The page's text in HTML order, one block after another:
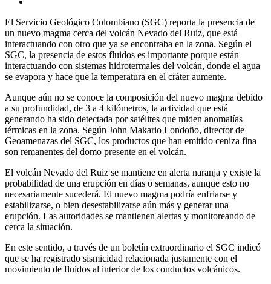
El Servicio Geológico Colombiano (SGC) reporta la presencia de
un nuevo magma cerca del volcán Nevado del Ruiz, que está
interactuando con otro que ya se encontraba en la zona. Según el
SGC, la presencia de estos fluidos es importante porque están
interactuando con sistemas hidrotermales del volcán, donde el agua
se evapora y hace que la temperatura en el cráter aumente.
Aunque aún no se conoce la composición del nuevo magma debido
a su profundidad, de 3 a 4 kilómetros, la actividad que está
generando ha sido detectada por satélites que miden anomalías
térmicas en la zona. Según John Makario Londoño, director de
Geoamenazas del SGC, los productos que han emitido ceniza fina
son remanentes del domo presente en el volcán.
El volcán Nevado del Ruiz se mantiene en alerta naranja y existe la
probabilidad de una erupción en días o semanas, aunque esto no
necesariamente sucederá. El nuevo magma podría enfriarse y
estabilizarse, o bien desestabilizarse aún más y generar una
erupción. Las autoridades se mantienen alertas y monitoreando de
cerca la situación.
En este sentido, a través de un boletín extraordinario el SGC indicó
que se ha registrado sismicidad relacionada justamente con el
movimiento de fluidos al interior de los conductos volcánicos.